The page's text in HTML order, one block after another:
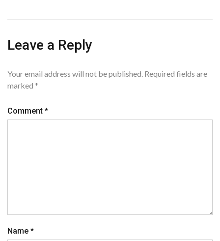
Leave a Reply
Your email address will not be published. Required fields are
marked *
Comment *
Name *